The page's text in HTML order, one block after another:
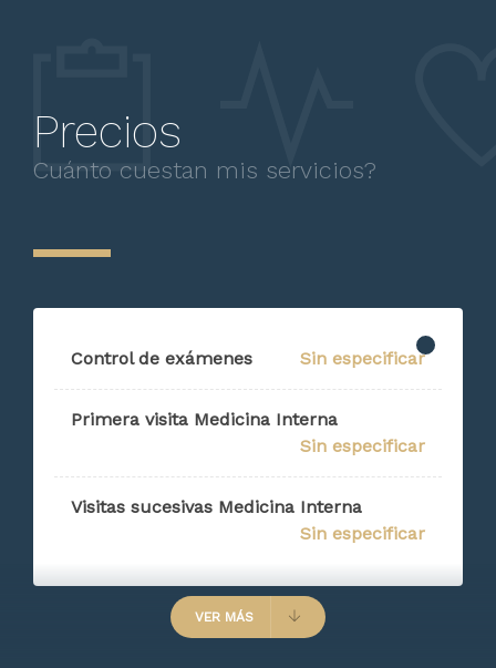
Precios
Cuánto cuestan mis servicios?
Control de exámenes Sin especificar
Primera visita Medicina Interna
Sin especificar
Visitas sucesivas Medicina Interna
Sin especificar
VER MÁS